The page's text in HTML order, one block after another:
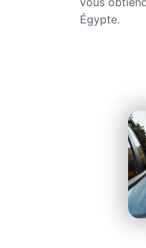
Égypte.